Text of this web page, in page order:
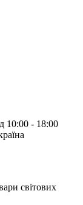
10:00 - 18:00
світових